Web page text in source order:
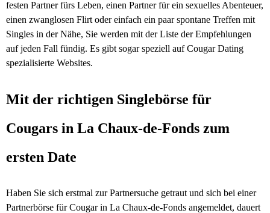
festen Partner fürs Leben, einen Partner für ein sexuelles Abenteuer,
einen zwanglosen Flirt oder einfach ein paar spontane Treffen mit
Singles in der Nähe, Sie werden mit der Liste der Empfehlungen
auf jeden Fall fündig. Es gibt sogar speziell auf Cougar Dating
spezialisierte Websites.
Mit der richtigen Singlebörse für
Cougars in La Chaux-de-Fonds zum
ersten Date
Haben Sie sich erstmal zur Partnersuche getraut und sich bei einer
Partnerbörse für Cougar in La Chaux-de-Fonds angemeldet, dauert